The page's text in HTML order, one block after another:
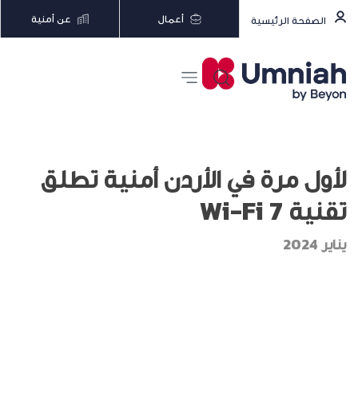
الصفحة الرئيسية أعمال عن أمنية
لأول مرة في الأردن أمنية تطلق
تقنية Wi-Fi 7
يناير 2024